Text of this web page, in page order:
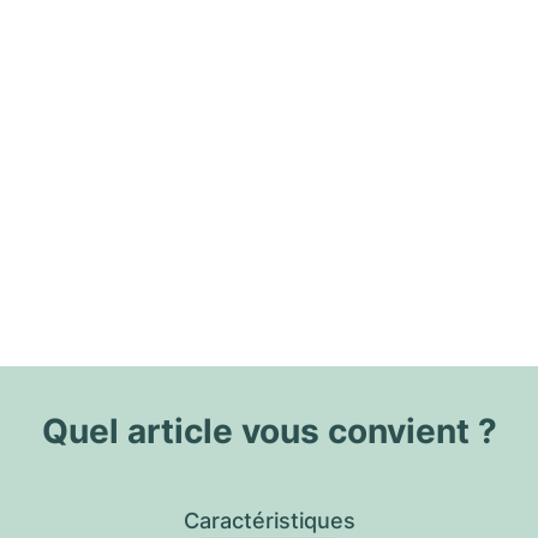
Quel article vous convient ?
Caractéristiques